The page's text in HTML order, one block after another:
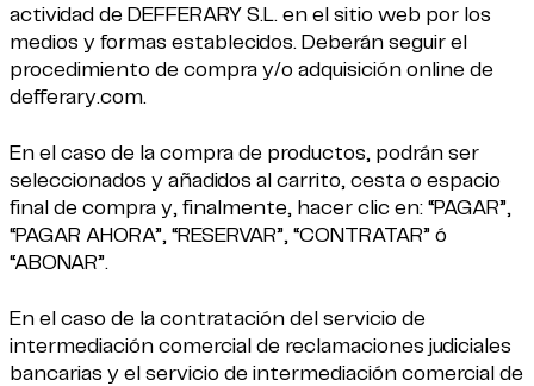
actividad de DEFFERARY S.L. en el sitio web por los
medios y formas establecidos. Deberán seguir el
procedimiento de compra y/o adquisición online de
defferary.com.
En el caso de la compra de productos, podrán ser
seleccionados y añadidos al carrito, cesta o espacio
final de compra y, finalmente, hacer clic en: “PAGAR”,
“PAGAR AHORA”, “RESERVAR”, “CONTRATAR” ó
“ABONAR”.
En el caso de la contratación del servicio de
intermediación comercial de reclamaciones judiciales
bancarias y el servicio de intermediación comercial de